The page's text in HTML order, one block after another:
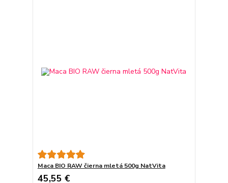
Maca BIO RAW čierna mletá 500g NatVita
45,55 €